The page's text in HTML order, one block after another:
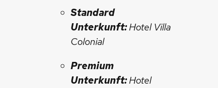
Standard
Unterkunft:Hotel Villa
Colonial
Premium
Unterkunft:Hotel